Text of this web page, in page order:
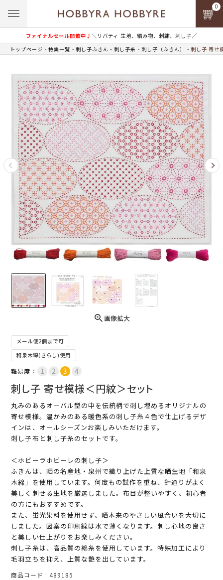
ファイナルセール開催中♪＼リバティ 生地、編み物、刺繍、刺し子／
0
トップページ 特集一覧 刺し子ふきん・刺し子糸 刺し子（ふきん） 刺し子 寄せ
画像拡大
メール便2個まで可
和泉木綿(さらし)使用
難易度：
刺し子 寄せ模様＜円紋＞セット
丸みのあるオーバル型の中を伝統柄で刺し埋めるオリジナルの
寄せ模様。温かみのある暖色系の刺し子糸４色で仕上げるデザ
インは、オールシーズンお楽しみいただけます。
刺し子布と刺し子糸のセットです。
＜ホビーラホビーレの刺し子＞
ふきんは、晒の名産地・泉州で織り上げた上質な晒生地「和泉
木綿」を使用しています。何度もの試作を重ね、針通りがよく
美しく刺せる生地を厳選しました。布目が整いやすく、初心者
の方にもおすすめです。
また、蛍光染料を使用せず、晒本来のやさしい風合いを大切に
しました。図案の印刷線は水で薄くなります。刺し心地の良さ
と美しい仕上がりをお楽しみください。
刺し子糸は、高品質の綿糸を使用しています。特殊加工により
毛羽立ちを抑え、上質な艶を出しています。
商品コード 489185